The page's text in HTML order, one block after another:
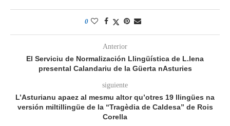
0
Anterior
El Serviciu de Normalización Llingüística de L.lena
presental Calandariu de la Güerta nAsturies
siguiente
L’Asturianu apaez al mesmu altor qu’otres 19 llingües na
versión miltillingüe de la “Tragèdia de Caldesa” de Rois
Corella